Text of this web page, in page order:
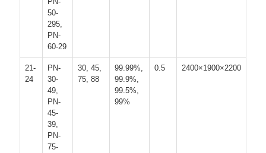
50-
295,
PN-
60-29
21-
24
PN-
30-
49,
PN-
45-
39,
PN-
75-
30, 45,
75, 88
99.99%,
99.9%,
99.5%,
99%
0.5 2400×1900×2200